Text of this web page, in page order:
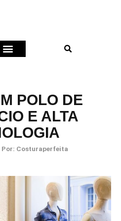
POLO DE
E ALTA
Por: Costuraperfeita